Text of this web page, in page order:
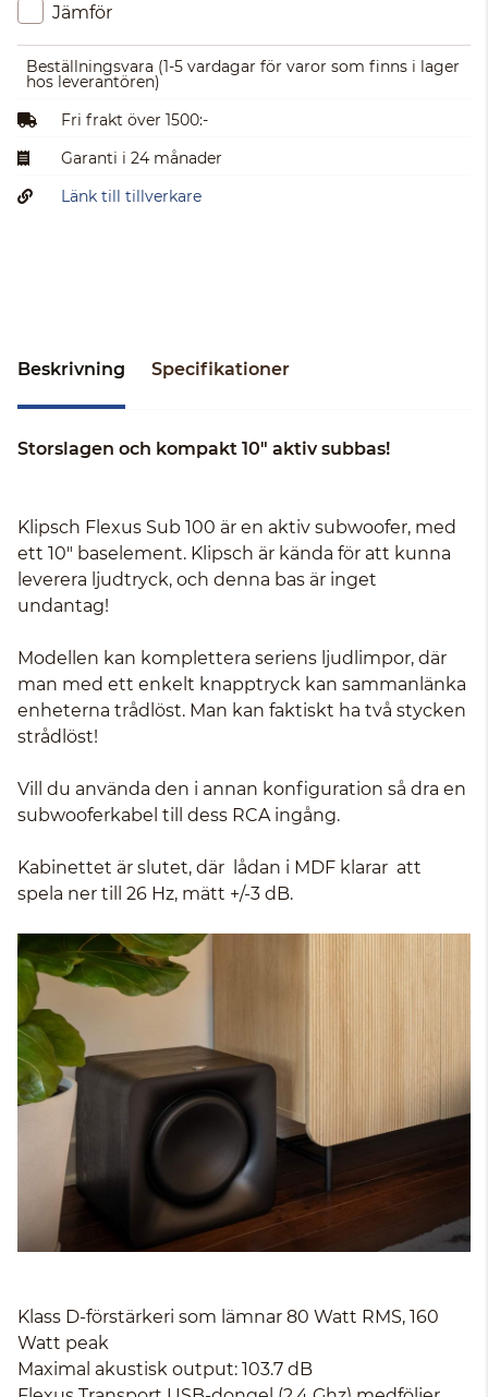
Jämför
Beställningsvara (1-5 vardagar för varor som finns i lager
hos leverantören)
Fri frakt över 1500:-
Garanti i 24 månader
Länk till tillverkare
Beskrivning Specifikationer
Storslagen och kompakt 10" aktiv subbas!
Klipsch Flexus Sub 100 är en aktiv subwoofer, med
ett 10" baselement. Klipsch är kända för att kunna
leverera ljudtryck, och denna bas är inget
undantag!
Modellen kan komplettera seriens ljudlimpor, där
man med ett enkelt knapptryck kan sammanlänka
enheterna trådlöst. Man kan faktiskt ha två stycken
strådlöst!
Vill du använda den i annan konfiguration så dra en
subwooferkabel till dess RCA ingång.
Kabinettet är slutet, där lådan i MDF klarar att
spela ner till 26 Hz, mätt +/-3 dB.
Klass D-förstärkeri som lämnar 80 Watt RMS, 160
Watt peak
Maximal akustisk output: 103.7 dB